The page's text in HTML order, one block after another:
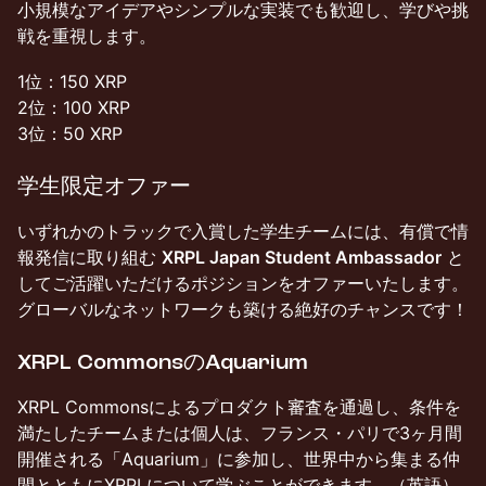
小規模なアイデアやシンプルな実装でも歓迎し、学びや挑
戦を重視します。
1位：150 XRP
2位：100 XRP
3位：50 XRP
学生限定オファー
いずれかのトラックで入賞した学生チームには、有償で情
報発信に取り組む XRPL Japan Student Ambassador と
してご活躍いただけるポジションをオファーいたします。
グローバルなネットワークも築ける絶好のチャンスです！
XRPL CommonsのAquarium
XRPL Commonsによるプロダクト審査を通過し、条件を
満たしたチームまたは個人は、フランス・パリで3ヶ月間
開催される「Aquarium」に参加し、世界中から集まる仲